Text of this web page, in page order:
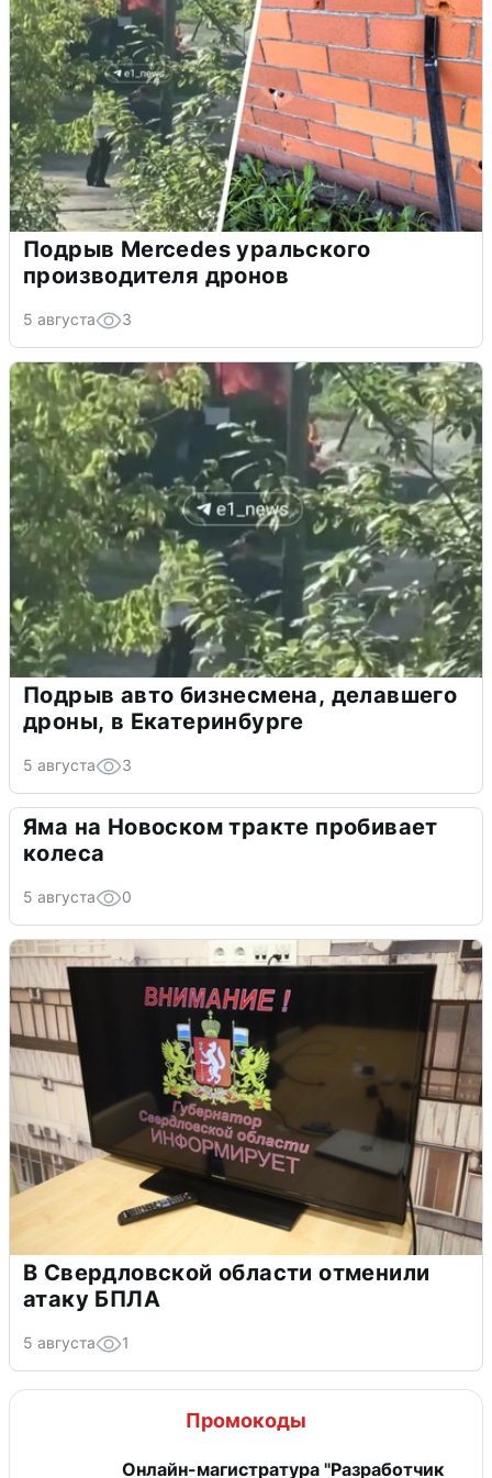
Подрыв Mercedes уральского
производителя дронов
5 августа 3
Подрыв авто бизнесмена, делавшего
дроны, в Екатеринбурге
5 августа 3
Яма на Новоском тракте пробивает
колеса
5 августа 0
В Свердловской области отменили
атаку БПЛА
5 августа 1
Промокоды
Онлайн-магистратура "Разработчик